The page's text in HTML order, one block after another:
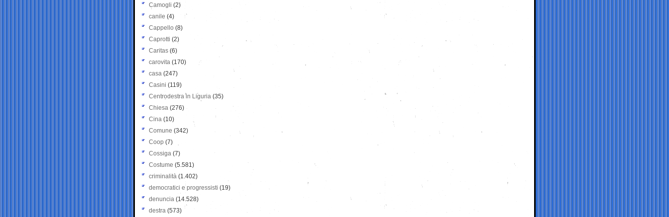
Camogli (2)
canile (4)
Cappello (8)
Caprotti (2)
Caritas (6)
carovita (170)
casa (247)
Casini (119)
Centrodestra in Liguria (35)
Chiesa (276)
Cina (10)
Comune (342)
Coop (7)
Cossiga (7)
Costume (5.581)
criminalità (1.402)
democratici e progressisti (19)
denuncia (14.528)
destra (573)